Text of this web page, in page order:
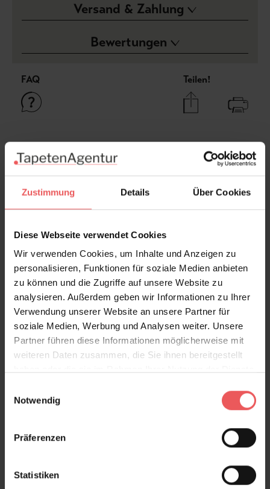
Zustimmung Details Über Cookies
Diese Webseite verwendet Cookies
Wir verwenden Cookies, um Inhalte und Anzeigen zu
personalisieren, Funktionen für soziale Medien anbieten
zu können und die Zugriffe auf unsere Website zu
analysieren. Außerdem geben wir Informationen zu Ihrer
Verwendung unserer Website an unsere Partner für
soziale Medien, Werbung und Analysen weiter. Unsere
Partner führen diese Informationen möglicherweise mit
weiteren Daten zusammen, die Sie ihnen bereitgestellt
Notwendig
Präferenzen
Statistiken
Versand & Zahlung
Bewertungen
FAQ Teilen!
Frage stellen
+49 (0)221 932 81 82
Produktgalerie überspringen
Varianten